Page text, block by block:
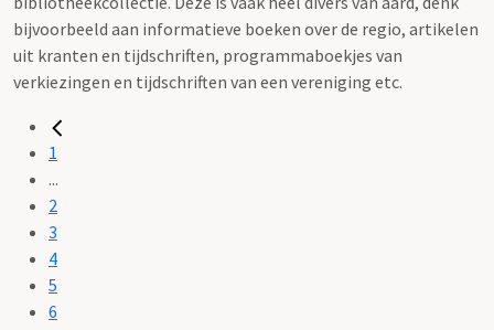
bijvoorbeeld aan informatieve boeken over de regio, artikelen
uit kranten en tijdschriften, programmaboekjes van
verkiezingen en tijdschriften van een vereniging etc.
1
...
2
3
4
5
6